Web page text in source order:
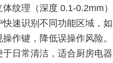
纹理（深度 0.1-0.2mm
速识别不同功能区域，
作键，降低误操作风险
日常清洁，适合厨房电